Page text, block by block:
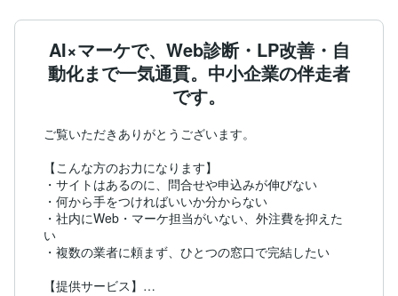
AI×マーケで、Web診断・LP改善・自
動化まで一気通貫。中小企業の伴走者
です。
ご覧いただきありがとうございます。
【こんな方のお力になります】
・サイトはあるのに、問合せや申込みが伸びない
・何から手をつければいいか分からない
・社内にWeb・マーケ担当がいない、外注費を抑えた
い
・複数の業者に頼まず、ひとつの窓口で完結したい
【提供サービス】